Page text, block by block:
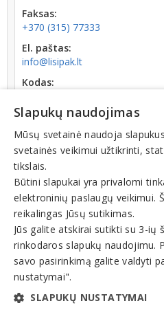
Faksas:
+370 (315) 77333
El. paštas:
info@lisipak.lt
Kodas:
Registracijos data:
1996-10-04
Teisinis statusas:
Veiklos sritys
Tara, pakuotė, pakavimo įranga
Slapukų naudojimas
Mūsų svetainė naudoja
svetainės veikimui užtikrinti,
tikslais.
Būtini slapukai yra privalomi
elektroninių paslaugų veikimui.
reikalingas Jūsų sutikimas.
Jūs galite atskirai sutikti su 3-
rinkodaros slapukų naudojimu.
savo pasirinkimą galite valdyti
nustatymai".
SLAPUKŲ NUSTATYMAI